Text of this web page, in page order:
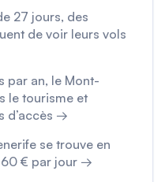
27 jours, des
de voir leurs vols
par an, le Mont-
le tourisme et
d’accès →
se trouve en
€ par jour →